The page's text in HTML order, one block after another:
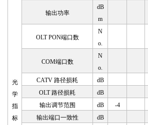
光
学
指
标
输出功率
dB
m
OLT PON端口数
N
o.
COM端口数
N
o.
CATV 路径损耗 dB
OLT 路径损耗
dB
输出调节范围
dB -4
输出端口一致性
dB